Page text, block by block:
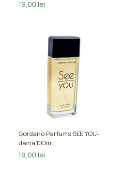
19,00lei
Gordano Parfums,SEE YOU-
dama,100ml
19,00lei